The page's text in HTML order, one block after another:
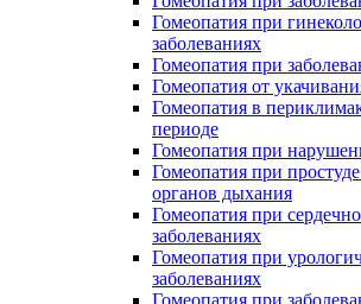
Гомеопатия при
заболеваниях
Гомеопатия при
Гомеопатия от
Гомеопатия в
периоде
Гомеопатия при
Гомеопатия при
органов дыхания
Гомеопатия при
заболеваниях
Гомеопатия при
заболеваниях
Гомеопатия при